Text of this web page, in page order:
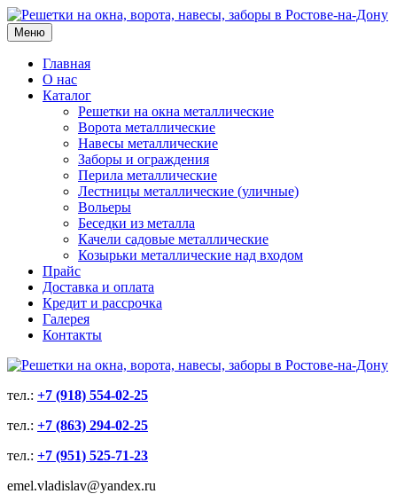
Меню
Главная
О нас
Каталог
Решетки на окна металлические
Ворота металлические
Навесы металлические
Заборы и ограждения
Перила металлические
Лестницы металлические (уличные)
Вольеры
Беседки из металла
Качели садовые металлические
Козырьки металлические над входом
Прайс
Доставка и оплата
Кредит и рассрочка
Галерея
Контакты
тел.: +7 (918) 554-02-25
тел.: +7 (863) 294-02-25
тел.: +7 (951) 525-71-23
emel.vladislav@yandex.ru